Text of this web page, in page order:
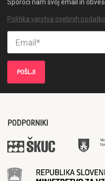
Sporoči nam svoj email in
Politika varstva osebnih
PODPORNIKI